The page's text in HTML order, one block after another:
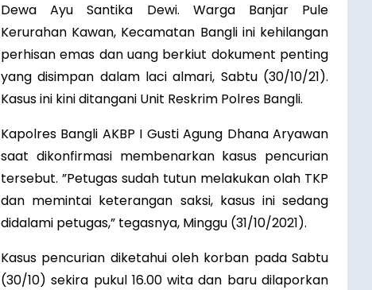
Dewa Ayu Santika Dewi. Warga Banjar Pule
Kerurahan Kawan, Kecamatan Bangli ini kehilangan
perhisan emas dan uang berkiut dokument penting
yang disimpan dalam laci almari, Sabtu (30/10/21).
Kasus ini kini ditangani Unit Reskrim Polres Bangli.
Kapolres Bangli AKBP I Gusti Agung Dhana Aryawan
saat dikonfirmasi membenarkan kasus pencurian
tersebut. ”Petugas sudah tutun melakukan olah TKP
dan memintai keterangan saksi, kasus ini sedang
didalami petugas,” tegasnya, Minggu (31/10/2021).
Kasus pencurian diketahui oleh korban pada Sabtu
(30/10) sekira pukul 16.00 wita dan baru dilaporkan